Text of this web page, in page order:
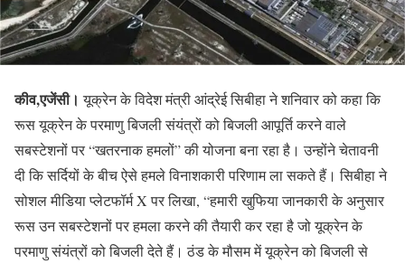
कीव,एजेंसी। यूक्रेन के विदेश मंत्री आंद्रेई सिबीहा ने शनिवार को कहा कि
रूस यूक्रेन के परमाणु बिजली संयंत्रों को बिजली आपूर्ति करने वाले
सबस्टेशनों पर “खतरनाक हमलों” की योजना बना रहा है। उन्होंने चेतावनी
दी कि सर्दियों के बीच ऐसे हमले विनाशकारी परिणाम ला सकते हैं। सिबीहा ने
सोशल मीडिया प्लेटफॉर्म X पर लिखा, “हमारी खुफिया जानकारी के अनुसार
रूस उन सबस्टेशनों पर हमला करने की तैयारी कर रहा है जो यूक्रेन के
परमाणु संयंत्रों को बिजली देते हैं। ठंड के मौसम में यूक्रेन को बिजली से